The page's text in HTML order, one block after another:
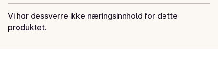
Vi har dessverre ikke næringsinnhold for dette
produktet.